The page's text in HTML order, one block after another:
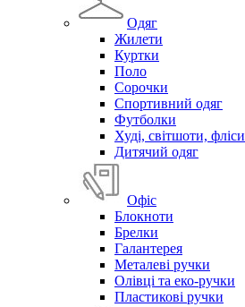
Одяг
Жилети
Куртки
Поло
Сорочки
Спортивний одяг
Футболки
Худі, світшоти, фліси
Дитячий одяг
Офіс
Блокноти
Брелки
Галантерея
Металеві ручки
Олівці та еко-ручки
Пластикові ручки